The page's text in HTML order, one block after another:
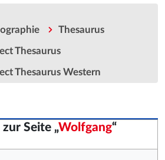
Thesaurus
Thesaurus
Thesaurus Western
Seite „Wolfgang“